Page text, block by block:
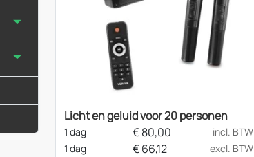
Licht en geluid voor 20 personen
1 dag €80,00
incl. BTW
1 dag
€66,12 excl. BTW